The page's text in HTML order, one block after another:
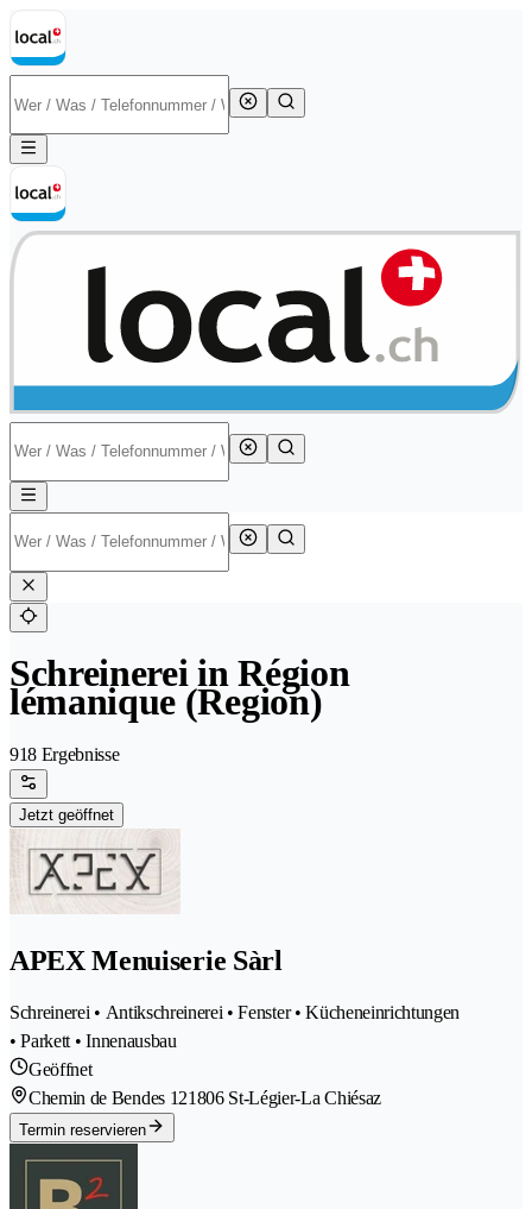
Schreinerei in Région
lémanique (Region)
918 Ergebnisse
Jetzt geöffnet
APEX Menuiserie Sàrl
Schreinerei • Antikschreinerei • Fenster • Kücheneinrichtungen
• Parkett • Innenausbau
Geöffnet
Chemin de Bendes 121806 St-Légier-La Chiésaz
Termin reservieren